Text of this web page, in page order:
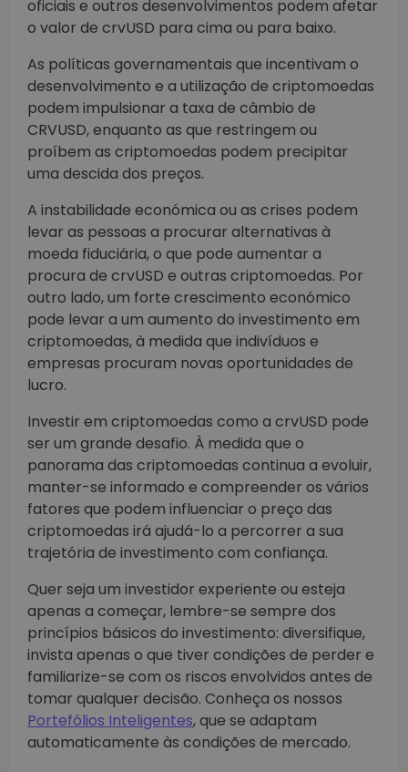
oficiais e outros desenvolvimentos podem afetar
o valor de crvUSD para cima ou para baixo.
As políticas governamentais que incentivam o
desenvolvimento e a utilização de criptomoedas
podem impulsionar a taxa de câmbio de
CRVUSD, enquanto as que restringem ou
proíbem as criptomoedas podem precipitar
uma descida dos preços.
A instabilidade económica ou as crises podem
levar as pessoas a procurar alternativas à
moeda fiduciária, o que pode aumentar a
procura de crvUSD e outras criptomoedas. Por
outro lado, um forte crescimento económico
pode levar a um aumento do investimento em
criptomoedas, à medida que indivíduos e
empresas procuram novas oportunidades de
lucro.
Investir em criptomoedas como a crvUSD pode
ser um grande desafio. À medida que o
panorama das criptomoedas continua a evoluir,
manter-se informado e compreender os vários
fatores que podem influenciar o preço das
criptomoedas irá ajudá-lo a percorrer a sua
trajetória de investimento com confiança.
Quer seja um investidor experiente ou esteja
apenas a começar, lembre-se sempre dos
princípios básicos do investimento: diversifique,
invista apenas o que tiver condições de perder e
familiarize-se com os riscos envolvidos antes de
tomar qualquer decisão. Conheça os nossos
Portefólios Inteligentes, que se adaptam
automaticamente às condições de mercado.